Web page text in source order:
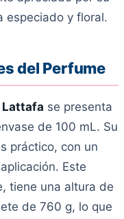
especiado y floral.
del Perfume
Lattafa se presenta
de 100 mL. Su
práctico, con un
Este
tiene una altura de
de 760 g, lo que